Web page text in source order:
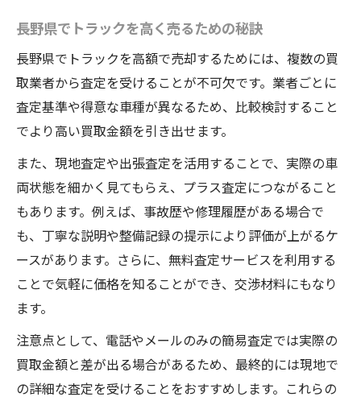
トラックの傷や修理歴はどう伝えるべきか
長野県でトラックを高く売るための秘訣
長野県でトラックを高額で売却するためには、複数の買
取業者から査定を受けることが不可欠です。業者ごとに
査定基準や得意な車種が異なるため、比較検討すること
でより高い買取金額を引き出せます。
また、現地査定や出張査定を活用することで、実際の車
両状態を細かく見てもらえ、プラス査定につながること
もあります。例えば、事故歴や修理履歴がある場合で
も、丁寧な説明や整備記録の提示により評価が上がるケ
ースがあります。さらに、無料査定サービスを利用する
ことで気軽に価格を知ることができ、交渉材料にもなり
ます。
注意点として、電話やメールのみの簡易査定では実際の
買取金額と差が出る場合があるため、最終的には現地で
の詳細な査定を受けることをおすすめします。これらの